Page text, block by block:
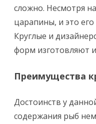
сложно. Несмотря
царапины, и это
Круглые и
форм изготовляют
Преимущества
Достоинств у
содержания рыб